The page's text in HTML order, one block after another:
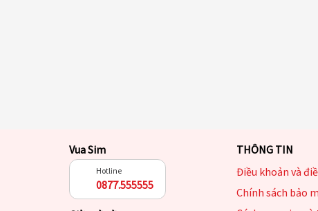
Vua Sim
Hotline
0877.555555
THÔNG TIN
Điều khoản và
Chính sách bảo